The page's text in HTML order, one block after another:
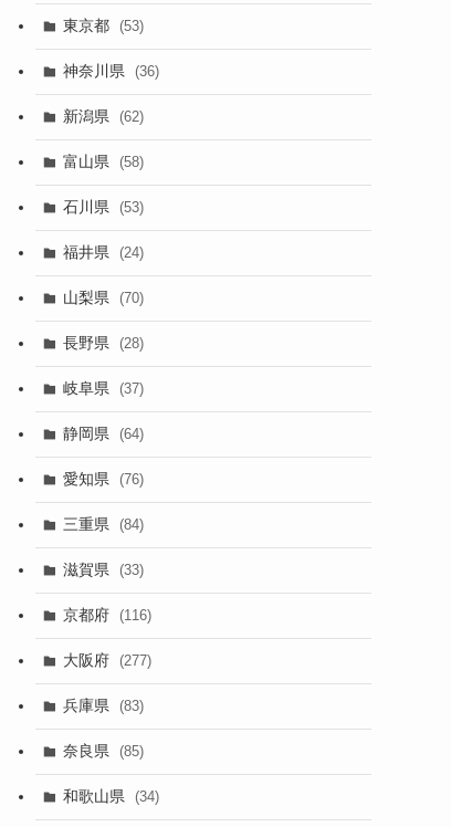
東京都 (53)
神奈川県 (36)
新潟県 (62)
富山県 (58)
石川県 (53)
福井県 (24)
山梨県 (70)
長野県 (28)
岐阜県 (37)
静岡県 (64)
愛知県 (76)
三重県 (84)
滋賀県 (33)
京都府 (116)
大阪府 (277)
兵庫県 (83)
奈良県 (85)
和歌山県 (34)